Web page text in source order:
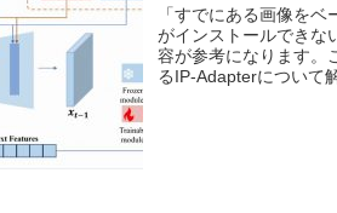
「すでにある画像を
がインストールできな
容が参考になります。
るIP-Adapterについて